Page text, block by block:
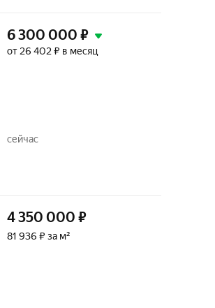
6 300 000 ₽
от 26 402 ₽ в месяц
сейчас
4 350 000 ₽
81 936 ₽ за м²